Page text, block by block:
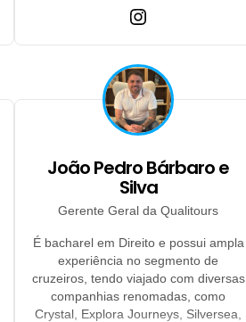
João Pedro Bárbaro e
Silva
Gerente Geral da Qualitours
É bacharel em Direito e possui ampla
experiência no segmento de
cruzeiros, tendo viajado com diversas
companhias renomadas, como
Crystal, Explora Journeys, Silversea,